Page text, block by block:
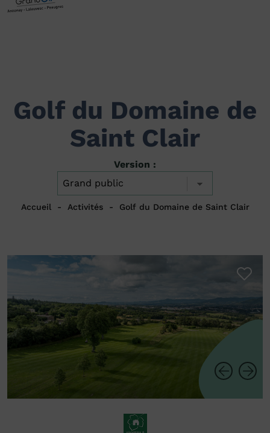
Golf du Domaine de
Saint Clair
Version :
Accueil Activités Golf du Domaine de Saint Clair